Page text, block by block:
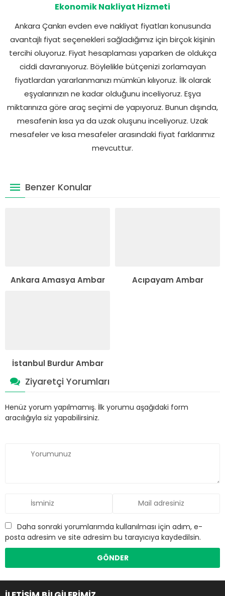
Ekonomik Nakliyat Hizmeti
Ankara Çankırı evden eve nakliyat fiyatları konusunda
avantajlı fiyat seçenekleri sağladığımız için birçok kişinin
tercihi oluyoruz. Fiyat hesaplaması yaparken de oldukça
ciddi davranıyoruz. Böylelikle bütçenizi zorlamayan
fiyatlardan yararlanmanızı mümkün kılıyoruz. İlk olarak
eşyalarınızın ne kadar olduğunu inceliyoruz. Eşya
miktarınıza göre araç seçimi de yapıyoruz. Bunun dışında,
mesafenin kısa ya da uzak oluşunu inceliyoruz. Uzak
mesafeler ve kısa mesafeler arasındaki fiyat farklarımız
mevcuttur.
Benzer Konular
Ankara Amasya Ambar Acıpayam Ambar
İstanbul Burdur Ambar
Ziyaretçi Yorumları
Henüz yorum yapılmamış. İlk yorumu aşağıdaki form
aracılığıyla siz yapabilirsiniz.
Daha sonraki yorumlarımda kullanılması için adım, e-
posta adresim ve site adresim bu tarayıcıya kaydedilsin.